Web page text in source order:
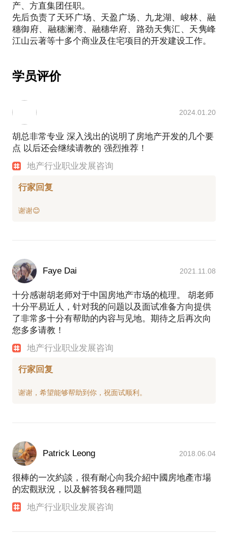
产、方直集团任职。
先后负责了天环广场、天盈广场、九龙湖、峻林、融
穗御府、融穗澜湾、融穗华府、路劲天隽汇、天隽峰
学员评价
2024.01.20
胡总非常专业 深入浅出的说明了房地产开发的几个要
点 以后还会继续请教的 强烈推荐！
地产行业职业发展咨询
行家回复
Faye Dai 2021.11.08
十分感谢胡老师对于中国房地产市场的梳理。 胡老师
十分平易近人，针对我的问题以及面试准备方向提供
了非常多十分有帮助的内容与见地。期待之后再次向
您多多请教！
地产行业职业发展咨询
行家回复
Patrick Leong 2018.06.04
很棒的一次約談，很有耐心向我介紹中國房地產市場
的宏觀狀況，以及解答我各種問題
地产行业职业发展咨询